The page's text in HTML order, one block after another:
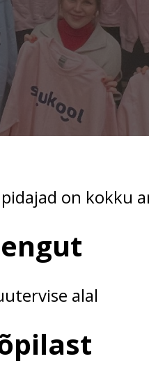
on kokku
alal